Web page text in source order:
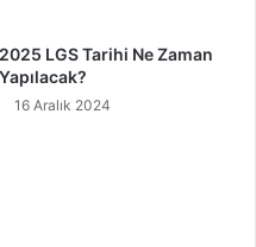
2025 LGS Tarihi Ne Zaman
Yapılacak?
16 Aralık 2024